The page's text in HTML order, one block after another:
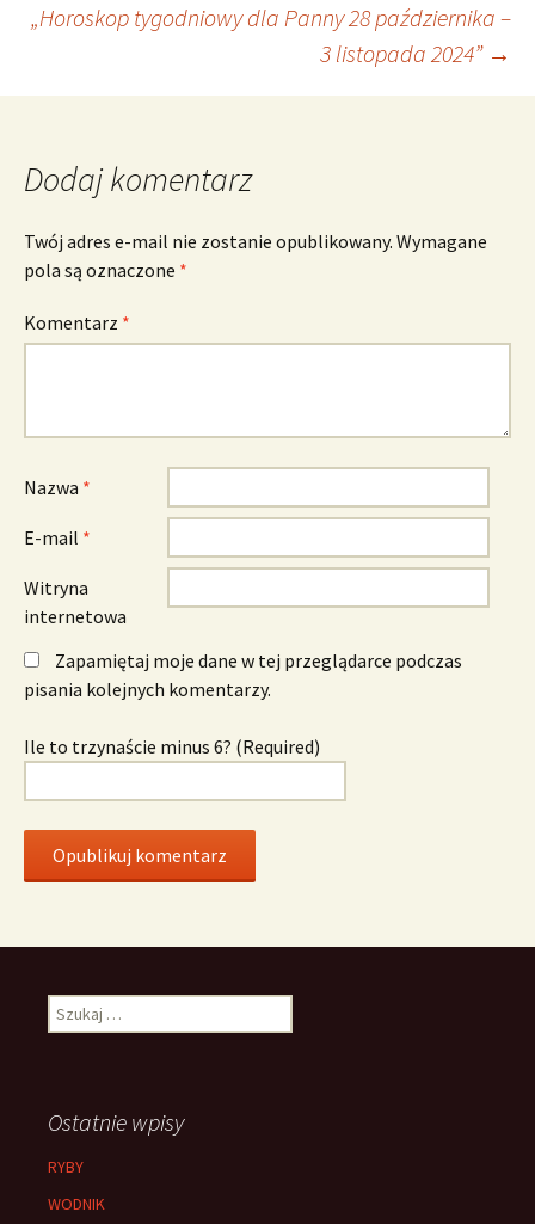
wpisu
„Horoskop tygodniowy dla Panny 28 października –
3 listopada 2024” →
Dodaj komentarz
Twój adres e-mail nie zostanie opublikowany. Wymagane
pola są oznaczone *
Komentarz *
Nazwa *
E-mail *
Witryna
internetowa
Zapamiętaj moje dane w tej przeglądarce podczas
pisania kolejnych komentarzy.
Ile to trzynaście minus 6? (Required)
Szukaj:
Ostatnie wpisy
RYBY
WODNIK